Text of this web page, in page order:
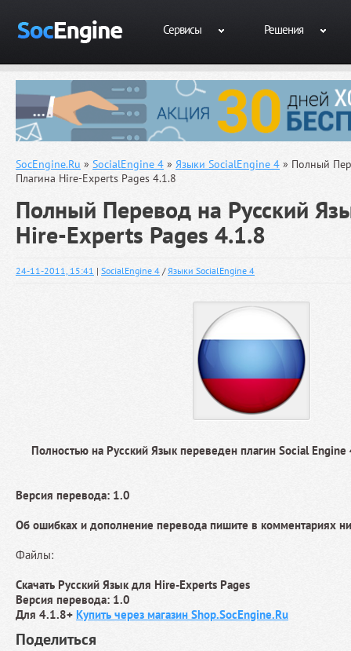
Сервисы Решения
SocEngine.Ru » SocialEngine 4 » Языки SocialEngine 4 » Полный
Плагина Hire-Experts Pages 4.1.8
Полный Перевод на Русский
Hire-Experts Pages 4.1.8
24-11-2011, 15:41 | SocialEngine 4 /Языки SocialEngine 4
Полностью на Русский Язык переведен плагин Social
Версия перевода: 1.0
Об ошибках и дополнение перевода пишите в комментариях
Файлы:
Скачать Русский Язык для Hire-Experts Pages
Версия перевода: 1.0
Для 4.1.8+ Купить через магазин Shop.SocEngine.Ru
Поделиться